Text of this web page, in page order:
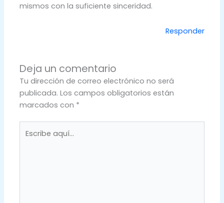
mismos con la suficiente sinceridad.
Responder
Deja un comentario
Tu dirección de correo electrónico no será
publicada. Los campos obligatorios están
marcados con *
aquí...